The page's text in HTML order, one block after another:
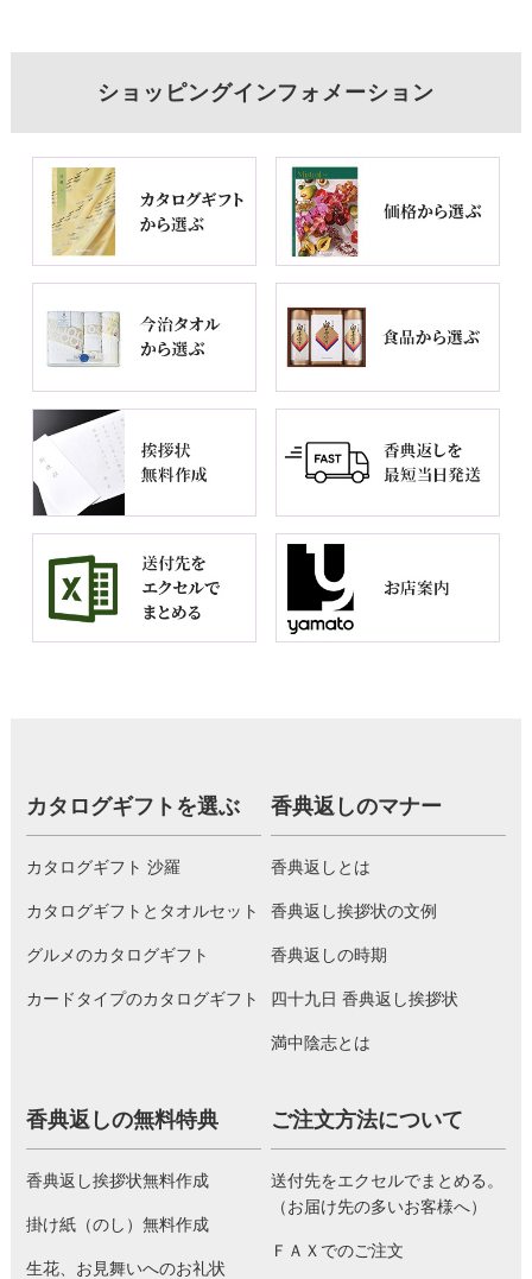
ショッピングインフォメーション
カタログギフトを選ぶ
カタログギフト 沙羅
カタログギフトとタオルセット
グルメのカタログギフト
カードタイプのカタログギフト
香典返しのマナー
香典返しとは
香典返し挨拶状の文例
香典返しの時期
四十九日 香典返し挨拶状
満中陰志とは
香典返しの無料特典
香典返し挨拶状無料作成
掛け紙（のし）無料作成
生花、お見舞いへのお礼状
ご注文方法について
送付先をエクセルでまとめる。
（お届け先の多いお客様へ）
ＦＡＸでのご注文